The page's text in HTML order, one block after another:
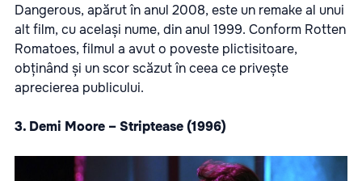
Dangerous, apărut în anul 2008, este un remake al unui
alt film, cu același nume, din anul 1999. Conform Rotten
Romatoes, filmul a avut o poveste plictisitoare,
obținând și un scor scăzut în ceea ce privește
aprecierea publicului.
3. Demi Moore – Striptease (1996)